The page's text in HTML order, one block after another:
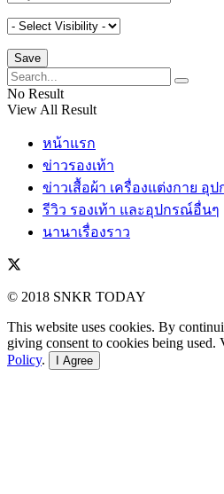
No Result
View All Result
หน้าแรก
ข่าวรองเท้า
ข่าวเสื้อผ้า เครื่องแต่งกาย อุ
รีวิว รองเท้า และอุปกรณ์อื่นๆ
นานาเรื่องราว
© 2018 SNKR TODAY
This website uses cookies. By
giving consent to cookies being used.
Policy. I Agree